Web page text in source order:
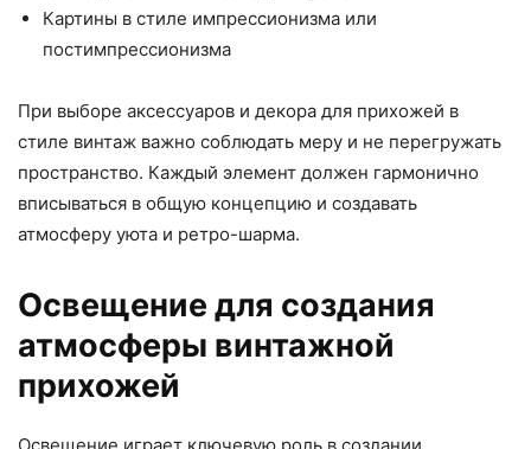
Картины в стиле импрессионизма или
постимпрессионизма
При выборе аксессуаров и декора для прихожей в
стиле винтаж важно соблюдать меру и не перегружать
пространство. Каждый элемент должен гармонично
вписываться в общую концепцию и создавать
атмосферу уюта и ретро-шарма.
Освещение для создания
атмосферы винтажной
прихожей